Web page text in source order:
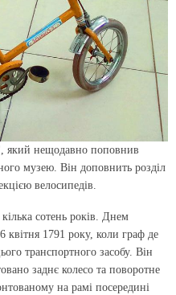
який нещодавно поповнив
музею. Він доповнить розділ
велосипедів.
кілька сотень років. Днем
квітня 1791 року, коли граф де
транспортного засобу. Він
заднє колесо та поворотне
на рамі посередині